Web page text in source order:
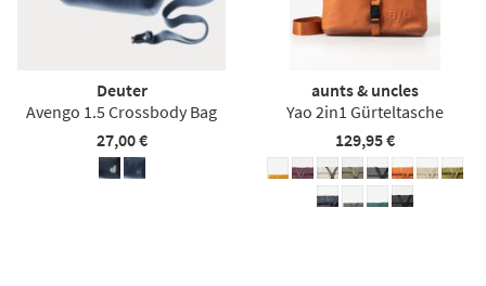
Deuter
Avengo 1.5 Crossbody Bag
27,00 €
aunts & uncles
Yao 2in1 Gürteltasche
129,95 €